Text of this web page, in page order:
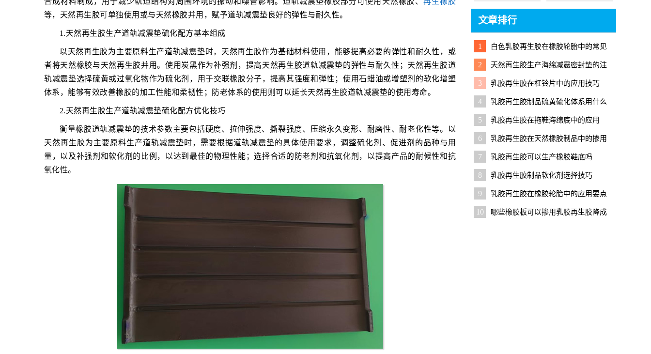
等，天然再生胶可单独使用或与天然橡胶并用，赋予道轨减震垫良好的弹性与耐久性。
1.天然再生胶生产道轨减震垫硫化配方基本组成
以天然再生胶为主要原料生产道轨减震垫时，天然再生胶作为基础材料使用，能够提高必要的弹性和耐久性，或
者将天然橡胶与天然再生胶并用。使用炭黑作为补强剂，提高天然再生胶道轨减震垫的弹性与耐久性；天然再生胶道
轨减震垫选择硫黄或过氧化物作为硫化剂，用于交联橡胶分子，提高其强度和弹性；使用石蜡油或增塑剂的软化增塑
体系，能够有效改善橡胶的加工性能和柔韧性；防老体系的使用则可以延长天然再生胶道轨减震垫的使用寿命。
2.天然再生胶生产道轨减震垫硫化配方优化技巧
衡量橡胶道轨减震垫的技术参数主要包括硬度、拉伸强度、撕裂强度、压缩永久变形、耐磨性、耐老化性等。以
天然再生胶为主要原料生产道轨减震垫时，需要根据道轨减震垫的具体使用要求，调整硫化剂、促进剂的品种与用
量，以及补强剂和软化剂的比例，以达到最佳的物理性能；选择合适的防老剂和抗氧化剂，以提高产品的耐候性和抗
氧化性。
文章排行
1
白色乳胶再生胶在橡胶轮胎中的常见
应用
2
天然再生胶生产海绵减震密封垫的注
意事项与实用配方
3 乳胶再生胶在杠铃片中的应用技巧
4
乳胶再生胶制品硫黄硫化体系用什么
促进剂好？
5 乳胶再生胶在拖鞋海绵底中的应用
6
乳胶再生胶在天然橡胶制品中的掺用
比例是多少
7 乳胶再生胶可以生产橡胶鞋底吗
8 乳胶再生胶制品软化剂选择技巧
9 乳胶再生胶在橡胶轮胎中的应用要点
10
哪些橡胶板可以掺用乳胶再生胶降成